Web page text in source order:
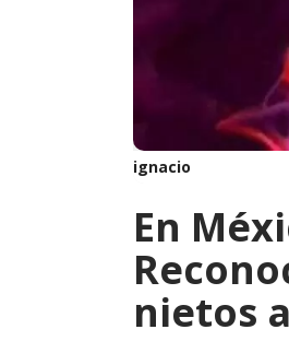
ignacio
En
nietos